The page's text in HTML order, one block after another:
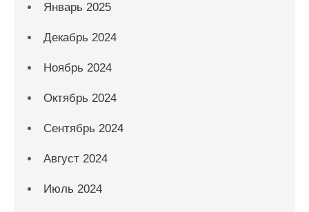
Январь 2025
Декабрь 2024
Ноябрь 2024
Октябрь 2024
Сентябрь 2024
Август 2024
Июль 2024